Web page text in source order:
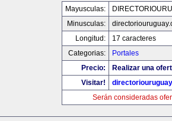
Mayusculas:
Minusculas:
Longitud:
17 caracteres
Categorias:
Portales
Precio:
Realizar una
Visitar!
Serán consideradas